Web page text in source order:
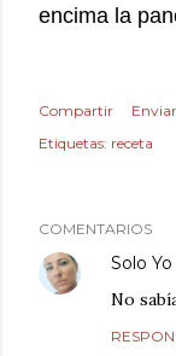
encima la
Compartir
Etiquetas: receta
COMENTARIOS
Solo Yo
No